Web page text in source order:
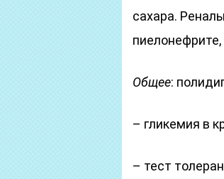
сахара.
Общее:
– гликемия в
– тест